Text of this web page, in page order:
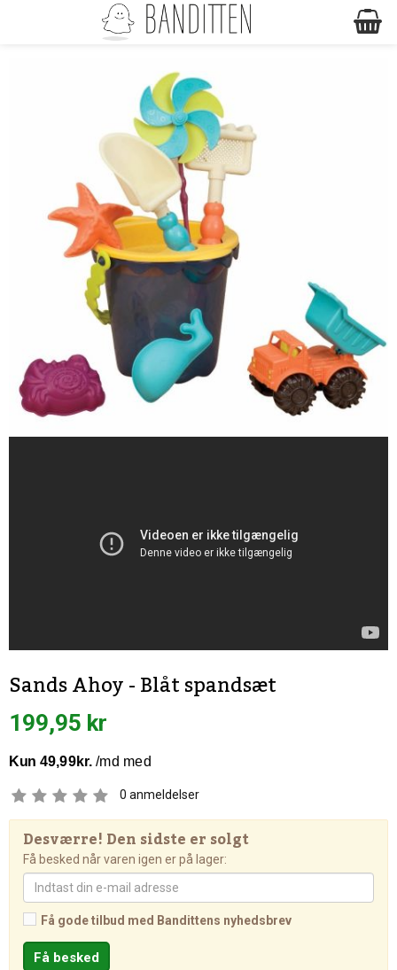
Sands Ahoy - Blåt spandsæt
199,95 kr
0 anmeldelser
Desværre! Den sidste er solgt
Få besked når varen igen er på lager:
Få gode tilbud med Bandittens nyhedsbrev